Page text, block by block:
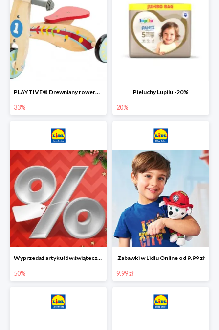
PLAYTIVE® Drewniany rowerek biegowy -33%
33%
Pieluchy Lupilu -20%
20%
Wyprzedaż artykułów świątecznych w Lidlu Online
50%
Zabawki w Lidlu Online od 9.99 zł
9.99 zł